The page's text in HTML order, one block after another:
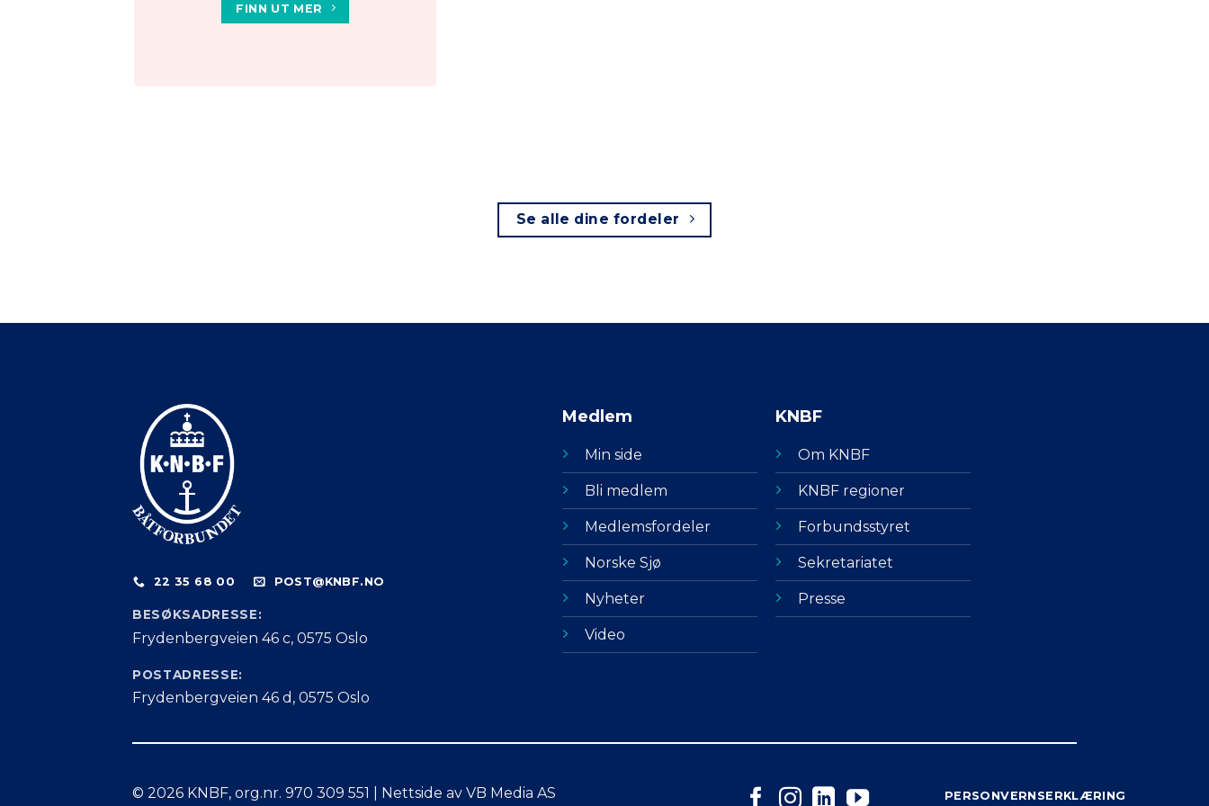
FINN UT MER
Se alle dine fordeler
22 35 68 00 POST@KNBF.NO
BESØKSADRESSE:
Frydenbergveien 46 c, 0575 Oslo
POSTADRESSE:
Frydenbergveien 46 d, 0575 Oslo
Medlem
Min side
Bli medlem
Medlemsfordeler
Norske Sjø
Nyheter
Video
KNBF
Om KNBF
KNBF regioner
Forbundsstyret
Sekretariatet
Presse
© 2026 KNBF, org.nr. 970 309 551 | Nettside av VB Media AS PERSONVERNSERKLÆRING